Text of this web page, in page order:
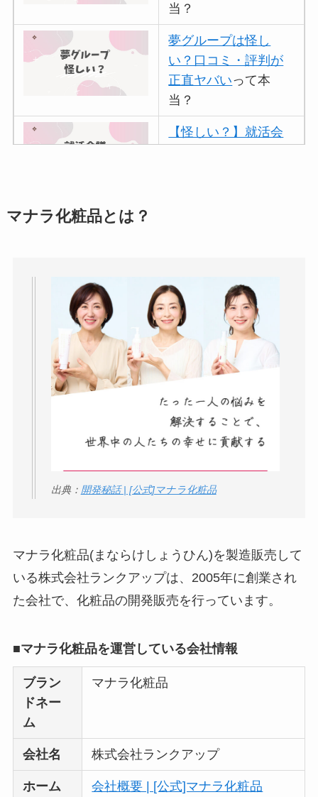
当？
夢グループは怪し
い？口コミ・評判が
正直ヤバいって本
当？
【怪しい？】就活会
【怪しい？】帝国デ
ータバンクの口コ
ミ・評判
は実際ど
う？
【怪しい？】セルプ
ロモート株式会社の
口コミ・評判は実際
【怪しい？】TikTok
ユリカコーポレーシ
ョンは怪しい？口コ
ミ・評価が正直ヤバ
【怪しい？】株式会
Temuは怪しい？口コ
ミ・評判が正直ヤバ
いって本当？
マナラ化粧品とは？
出典： 開発秘話 | [公式]マナラ化粧品
マナラ化粧品(まならけしょうひん)を製造販売して
いる株式会社ランクアップは、2005年に創業され
た会社で、化粧品の開発販売を行っています。
■マナラ化粧品を運営している会社情報
ブラン
ドネー
ム
マナラ化粧品
会社名 株式会社ランクアップ
ホーム 会社概要 | [公式]マナラ化粧品